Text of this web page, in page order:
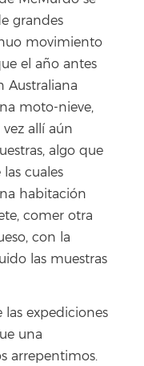
grandes
movimiento
el año antes
Australiana
moto-nieve,
vez allí aún
algo que
cuales
habitación
comer otra
con la
las muestras
las expediciones
una
arrepentimos.